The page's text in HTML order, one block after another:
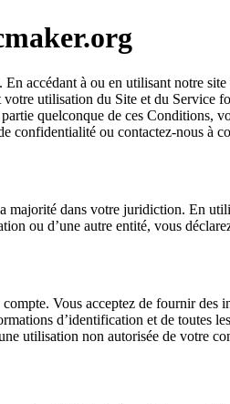
accédant à ou en utilisant notre
utilisation du Site et du
quelconque de ces Conditions,
confidentialité ou contactez-nous à
dans votre juridiction. En
ou d’une autre entité, vous
Vous acceptez de fournir
d’identification et de toutes
utilisation non autorisée de votre